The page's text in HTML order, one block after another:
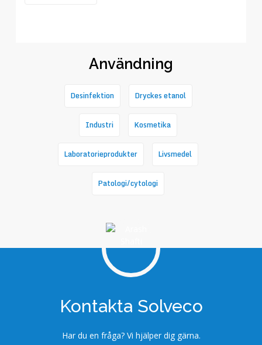
Användning
Desinfektion Dryckes etanol
Industri Kosmetika
Laboratorieprodukter Livsmedel
Patologi/cytologi
Kontakta Solveco
Har du en fråga? Vi hjälper dig gärna.